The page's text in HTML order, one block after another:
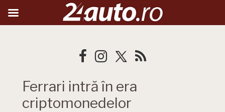
Ferrari intră în era
criptomonedelor